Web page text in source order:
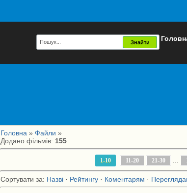
Головна » Файли »
Додано фільмів: 155
1-10 11-20 21-30
Сортувати за: Назві · Рейтингу · Коментарям ·